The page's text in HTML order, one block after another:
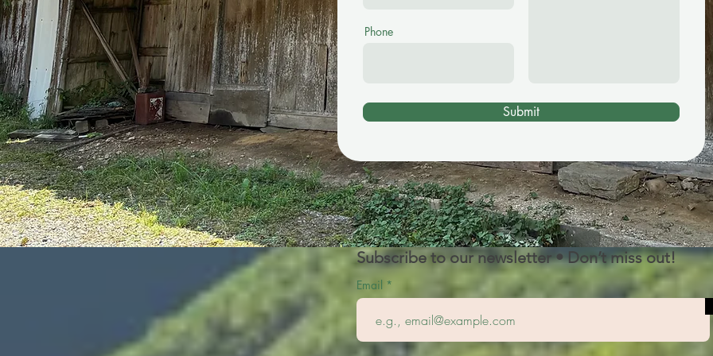
Phone
Submit
Subscribe to our newsletter • Don’t miss out!
Email